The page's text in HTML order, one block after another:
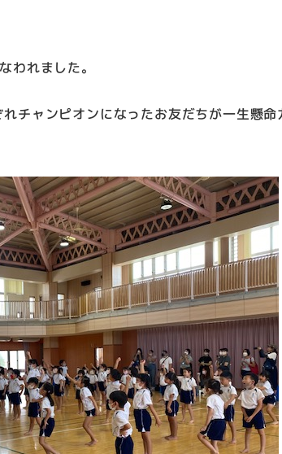
われました。
チャンピオンになったお友だちが一生懸